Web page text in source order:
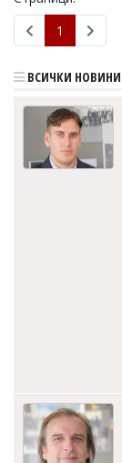
се
въвеждат
и
отговорност
тях!
1
ВСИЧКИ НОВИНИ